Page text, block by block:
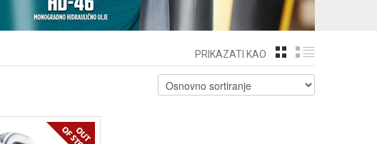
PRIKAZATI KAO GRID